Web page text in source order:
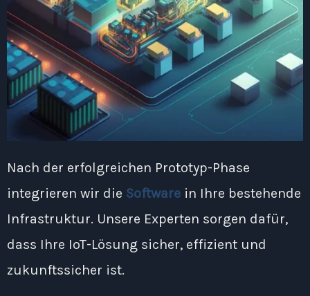
Nach der erfolgreichen Prototyp-Phase
integrieren wir die Software in Ihre bestehende
Infrastruktur. Unsere Experten sorgen dafür,
dass Ihre IoT-Lösung sicher, effizient und
zukunftssicher ist.